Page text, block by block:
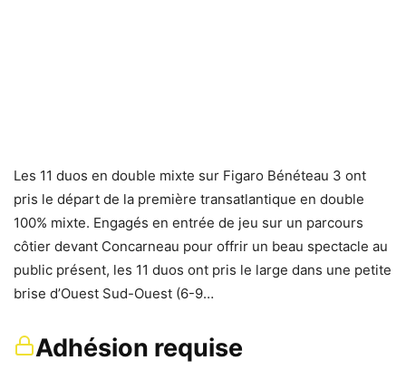
Les 11 duos en double mixte sur Figaro Bénéteau 3 ont
pris le départ de la première transatlantique en double
100% mixte. Engagés en entrée de jeu sur un parcours
côtier devant Concarneau pour offrir un beau spectacle au
public présent, les 11 duos ont pris le large dans une petite
brise d’Ouest Sud-Ouest (6-9…
Adhésion requise